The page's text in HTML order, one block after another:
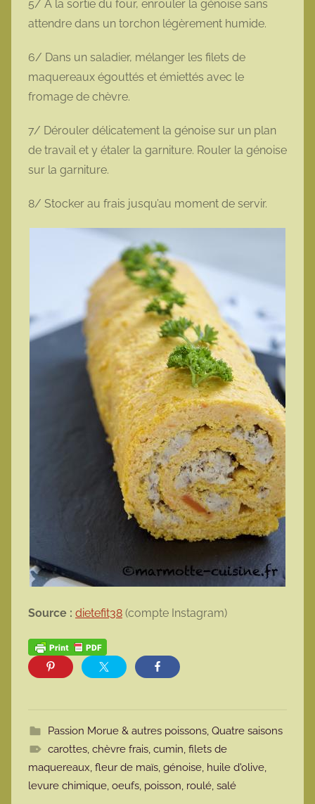
5/ À la sortie du four, enrouler la génoise sans
attendre dans un torchon légèrement humide.
6/ Dans un saladier, mélanger les filets de
maquereaux égouttés et émiettés avec le
fromage de chèvre.
7/ Dérouler délicatement la génoise sur un plan
de travail et y étaler la garniture. Rouler la génoise
sur la garniture.
8/ Stocker au frais jusqu’au moment de servir.
Source : dietefit38 (compte Instagram)
Passion Morue & autres poissons, Quatre saisons
carottes, chèvre frais, cumin, filets de
maquereaux, fleur de maïs, génoise, huile d'olive,
levure chimique, oeufs, poisson, roulé, salé